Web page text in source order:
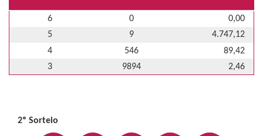
6 0
0,00
5
9
4.747,12
4
546
89,42
3
9894 2,46
2º Sorteio